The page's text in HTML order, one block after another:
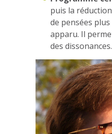
puis la
de pensées
apparu. Il
des